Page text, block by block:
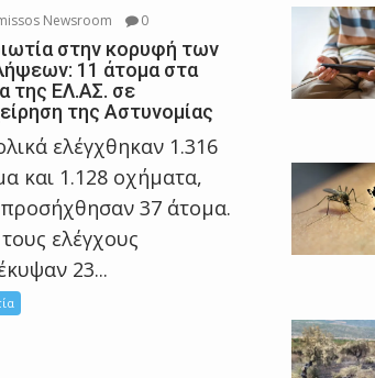
Newsroom
0
στην κορυφή των
11 άτομα στα
της ΕΛ.ΑΣ. σε
της Αστυνομίας
ελέγχθηκαν 1.316
και 1.128 οχήματα,
37 άτομα.
ελέγχους
23...